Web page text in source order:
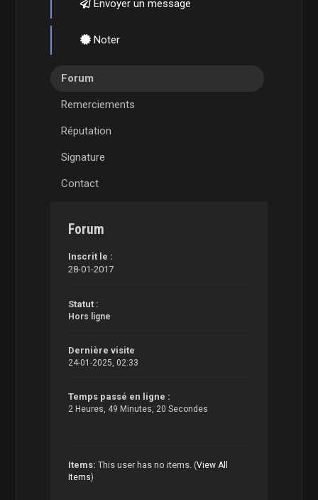
Envoyer un message
Noter
Forum
Remerciements
Réputation
Signature
Contact
Forum
Inscrit le :
28-01-2017
Statut :
Hors ligne
Dernière visite
24-01-2025, 02:33
Temps passé en ligne :
2 Heures, 49 Minutes, 20 Secondes
Items: This user has no items. (View All
Items)